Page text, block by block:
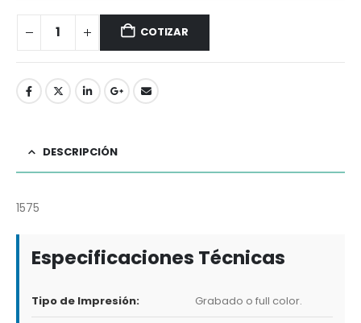
COTIZAR
DESCRIPCIÓN
1575
Especificaciones Técnicas
Tipo de Impresión: Grabado o full color.